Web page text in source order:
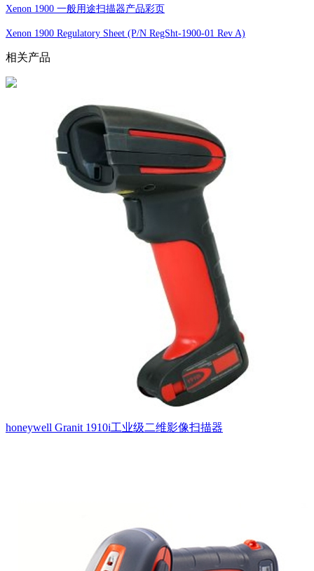
Xenon 1900 一般用途扫描器产品彩页
Xenon 1900 Regulatory Sheet (P/N RegSht-1900-01 Rev A)
相关产品
honeywell Granit 1910i工业级二维影像扫描器